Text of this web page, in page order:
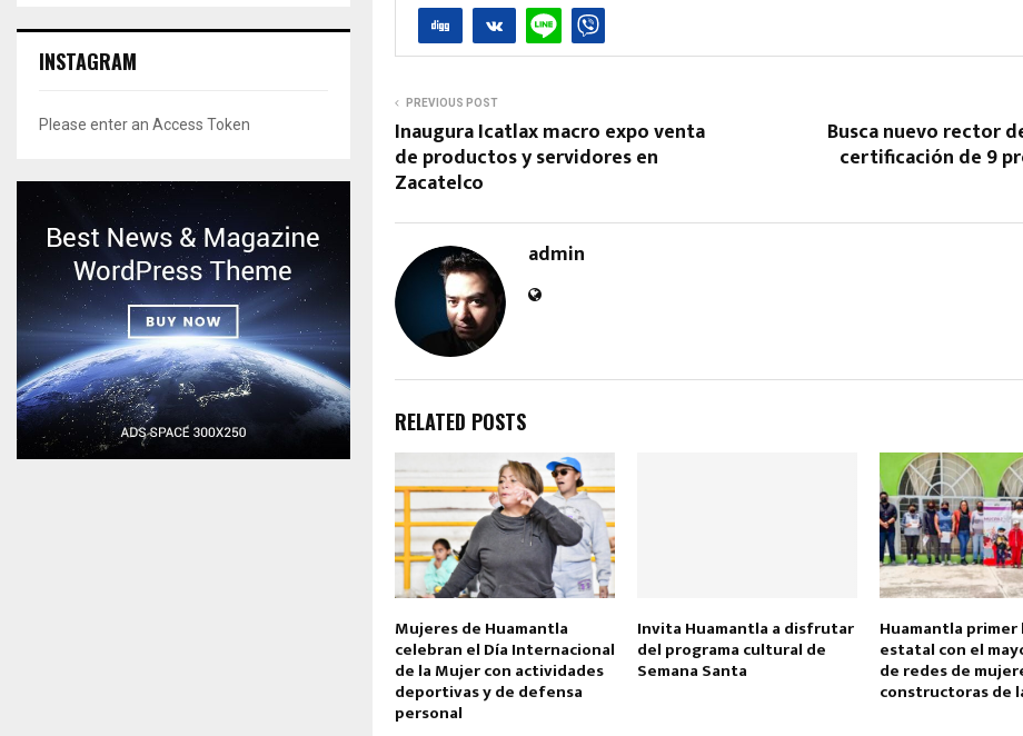
PREVIOUS POST
Inaugura Icatlax macro expo venta
de productos y servidores en
Zacatelco
Busca nuevo rector
certificación de 9
admin
RELATED POSTS
Mujeres de Huamantla
celebran el Día Internacional
de la Mujer con actividades
deportivas y de defensa
personal
Invita Huamantla a disfrutar
del programa cultural de
Semana Santa
Huamantla
estatal con el
de redes de
constructoras de
INSTAGRAM
Please enter an Access Token
Reply Retweet Favorite Reply